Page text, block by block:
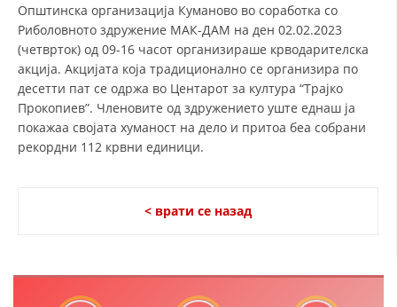
ЗАКОН ЗА ЦКРМ
СТАТУТ НА ЦКРМ
РАКОВОДЕН ОДБОР
СТРУКТУРА И ОРГАНИЗАЦИОНА ПОСТАВЕНОСТ
Општинска организација Куманово во соработка со
Риболовното здружение МАК-ДАМ на ден 02.02.2023
(четврток) од 09-16 часот организираше крводарителска
акција. Акцијата која традиционално се организира по
десетти пат се одржа во Центарот за култура “Трајко
Прокопиев”. Членовите од здружението уште еднаш ја
покажаа својата хуманост на дело и притоа беа собрани
рекордни 112 крвни единици.
< врати се назад